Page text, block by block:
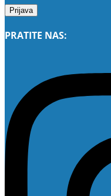
PRATITE NAS: